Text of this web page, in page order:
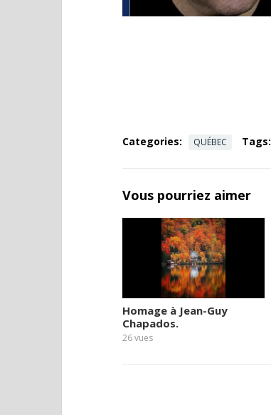
Categories: QUÉBEC Tags:
Vous pourriez aimer
Homage à Jean-Guy
Chapados.
26vues